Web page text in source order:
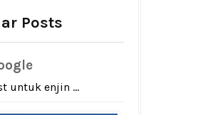
Posts
untuk enjin ...